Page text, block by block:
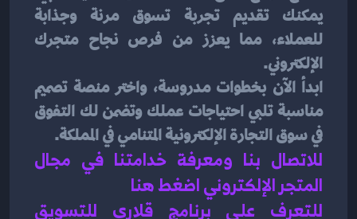
الإلكتروني.
في سوق التجارة الإلكترونية المتنامي في المملكة.
المتجر الإلكتروني اضغط هنا